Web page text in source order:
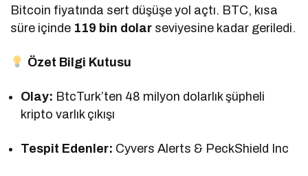
Bitcoin fiyatında sert düşüşe yol açtı. BTC, kısa
süre içinde 119 bin dolar seviyesine kadar geriledi.
Özet Bilgi Kutusu
Olay: BtcTurk’ten 48 milyon dolarlık şüpheli
kripto varlık çıkışı
Tespit Edenler: Cyvers Alerts & PeckShield Inc